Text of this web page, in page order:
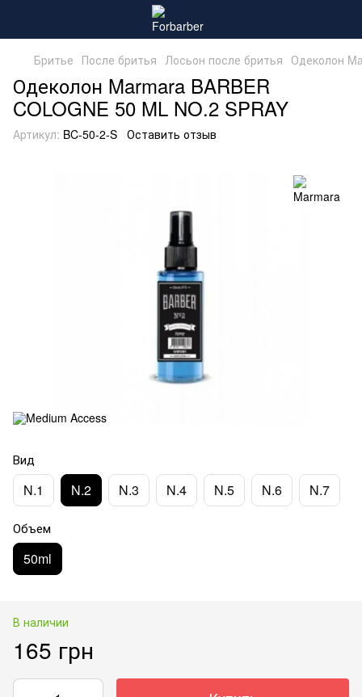
Бритье После бритья Лосьон после бритья Одеколон
Одеколон Marmara BARBER
COLOGNE 50 ML NO.2 SPRAY
Артикул: BC-50-2-S Оставить отзыв
Вид
N.1 N.2 N.3 N.4 N.5 N.6 N.7
Объем
50ml
В наличии
165 грн